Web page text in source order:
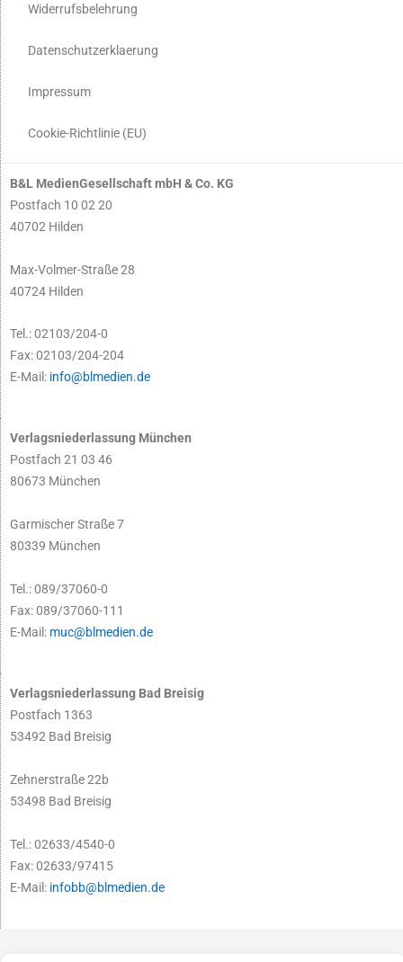
Widerrufsbelehrung
Datenschutzerklaerung
Impressum
Cookie-Richtlinie (EU)
B&L MedienGesellschaft mbH & Co. KG
Postfach 10 02 20
40702 Hilden
Max-Volmer-Straße 28
40724 Hilden
Tel.: 02103/204-0
Fax: 02103/204-204
E-Mail: info@blmedien.de
Verlagsniederlassung München
Postfach 21 03 46
80673 München
Garmischer Straße 7
80339 München
Tel.: 089/37060-0
Fax: 089/37060-111
E-Mail: muc@blmedien.de
Verlagsniederlassung Bad Breisig
Postfach 1363
53492 Bad Breisig
Zehnerstraße 22b
53498 Bad Breisig
Tel.: 02633/4540-0
Fax: 02633/97415
E-Mail: infobb@blmedien.de